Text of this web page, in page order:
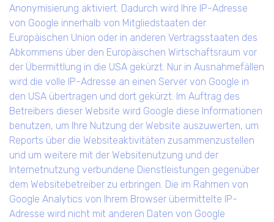
Anonymisierung aktiviert. Dadurch wird Ihre IP-Adresse
von Google innerhalb von Mitgliedstaaten der
Europäischen Union oder in anderen Vertragsstaaten des
Abkommens über den Europäischen Wirtschaftsraum vor
der Übermittlung in die USA gekürzt. Nur in Ausnahmefällen
wird die volle IP-Adresse an einen Server von Google in
den USA übertragen und dort gekürzt. Im Auftrag des
Betreibers dieser Website wird Google diese Informationen
benutzen, um Ihre Nutzung der Website auszuwerten, um
Reports über die Websiteaktivitäten zusammenzustellen
und um weitere mit der Websitenutzung und der
Internetnutzung verbundene Dienstleistungen gegenüber
dem Websitebetreiber zu erbringen. Die im Rahmen von
Google Analytics von Ihrem Browser übermittelte IP-
Adresse wird nicht mit anderen Daten von Google